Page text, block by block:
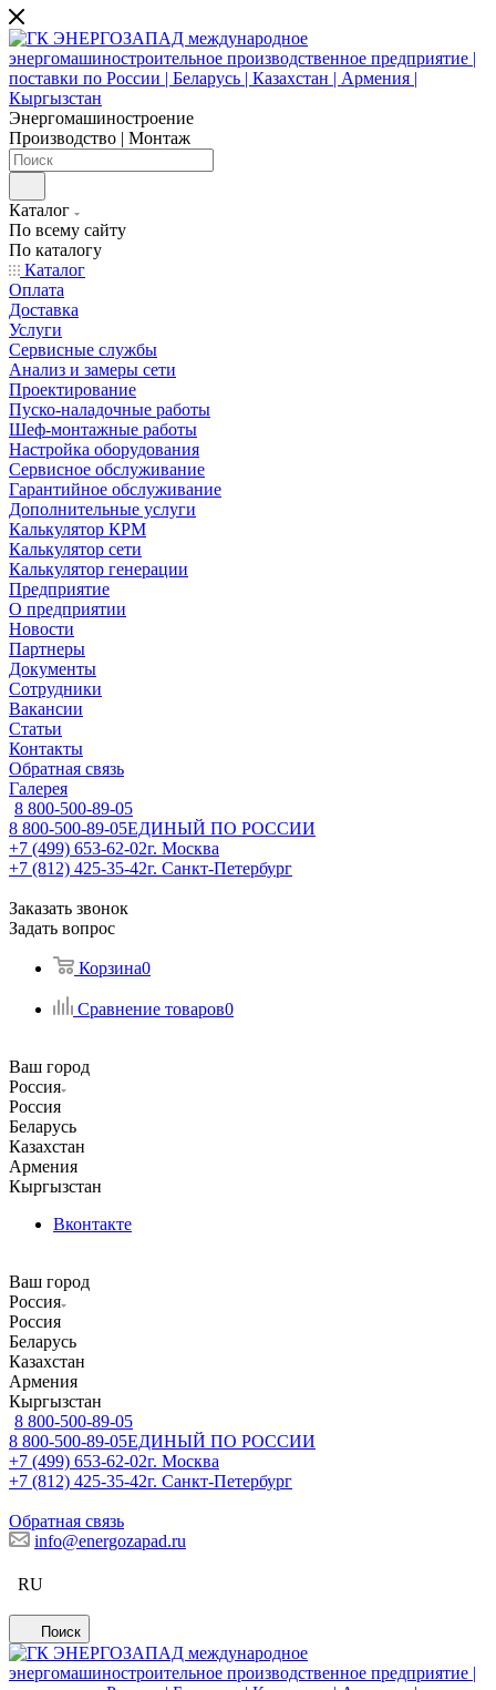
Энергомашиностроение
Производство | Монтаж
Каталог
По всему сайту
По каталогу
Каталог
Оплата
Доставка
Услуги
Сервисные службы
Анализ и замеры сети
Проектирование
Пуско-наладочные работы
Шеф-монтажные работы
Настройка оборудования
Сервисное обслуживание
Гарантийное обслуживание
Дополнительные услуги
Калькулятор КРМ
Калькулятор сети
Калькулятор генерации
Предприятие
О предприятии
Новости
Партнеры
Документы
Сотрудники
Вакансии
Статьи
Контакты
Обратная связь
Галерея
8 800-500-89-05
8 800-500-89-05ЕДИНЫЙ ПО РОССИИ
+7 (499) 653-62-02г. Москва
+7 (812) 425-35-42г. Санкт-Петербург
Заказать звонок
Задать вопрос
Корзина0
Сравнение товаров0
Ваш город
Россия
Россия
Беларусь
Казахстан
Армения
Кыргызстан
Вконтакте
Ваш город
Россия
Россия
Беларусь
Казахстан
Армения
Кыргызстан
8 800-500-89-05
8 800-500-89-05ЕДИНЫЙ ПО РОССИИ
+7 (499) 653-62-02г. Москва
+7 (812) 425-35-42г. Санкт-Петербург
Обратная связь
info@energozapad.ru
RU
Поиск